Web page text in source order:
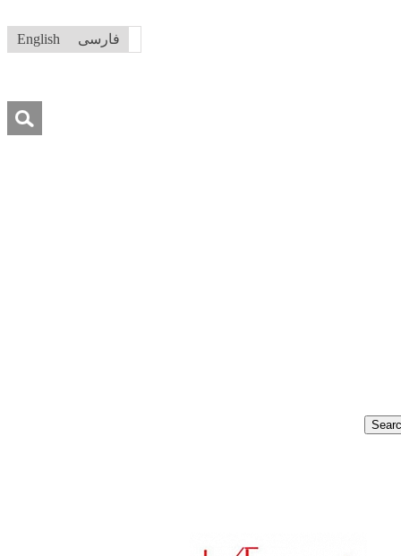
فارسی English